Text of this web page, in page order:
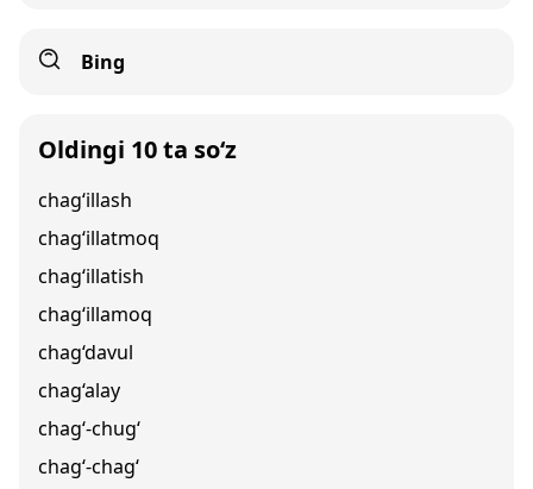
Bing
Oldingi 10 ta so‘z
chag‘illash
chag‘illatmoq
chag‘illatish
chag‘illamoq
chag‘davul
chag‘alay
chag‘-chug‘
chag‘-chag‘